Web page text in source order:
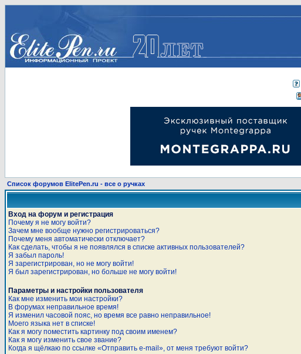
Список форумов ElitePen.ru - все о ручках
Вход на форум и регистрация
Почему я не могу войти?
Зачем мне вообще нужно регистрироваться?
Почему меня автоматически отключает?
Как сделать, чтобы я не появлялся в списке активных пользователей?
Я забыл пароль!
Я зарегистрирован, но не могу войти!
Я был зарегистрирован, но больше не могу войти!
Параметры и настройки пользователя
Как мне изменить мои настройки?
В форумах неправильное время!
Я изменил часовой пояс, но время все равно неправильное!
Моего языка нет в списке!
Как я могу поместить картинку под своим именем?
Как я могу изменить свое звание?
Когда я щёлкаю по ссылке «Отправить e-mail», от меня требуют войти?